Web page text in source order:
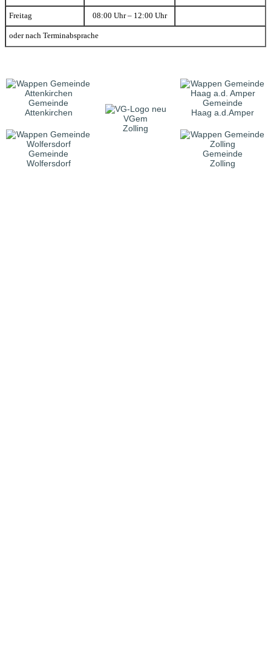
Freitag 08:00 Uhr – 12:00 Uhr
oder nach Terminabsprache
Gemeinde
Attenkirchen
VGem
Zolling
Gemeinde
Haag a.d.Amper
Gemeinde
Wolfersdorf
Gemeinde
Zolling